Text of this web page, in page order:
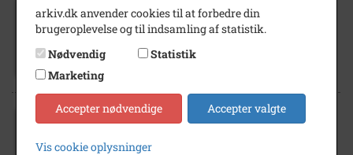
1974
1978
Gammelt legetøj udstilles Handelsbanken
arkiv.dk anvender cookies til at forbedre din
brugeroplevelse og til indsamling af statistik.
Nødvendig
Statistik
Marketing
Accepter nødvendige Accepter valgte
Vis cookie oplysninger